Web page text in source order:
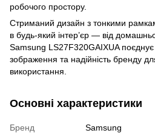
робочого простору.
Стриманий дизайн з тонкими
в будь-який інтер’єр — від
Samsung LS27F320GAIXUA поєднує
зображення та надійність бренду
використання.
Основні характеристики
Бренд
Samsung